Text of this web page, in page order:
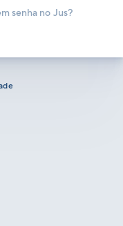
senha no Jus?